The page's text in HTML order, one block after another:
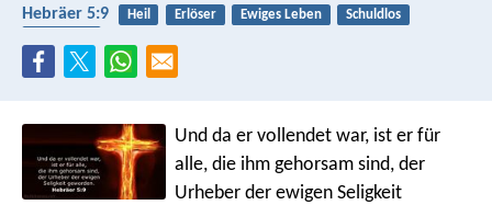
Hebräer 5:9 Heil Erlöser Ewiges Leben
Schuldlos
Und da er vollendet war, ist er für
alle, die ihm gehorsam sind, der
Urheber der ewigen Seligkeit